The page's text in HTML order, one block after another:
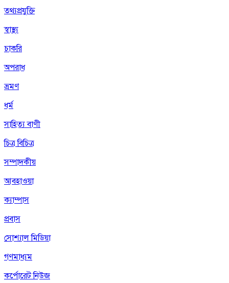
তথ্যপ্রযুক্তি
স্বাস্থ্য
চাকরি
অপরাধ
ভ্রমণ
ধর্ম
সাহিত্য বাণী
চিত্র বিচিত্র
সম্পাদকীয়
আবহাওয়া
ক্যাম্পাস
প্রবাস
সোশ্যাল মিডিয়া
গণমাধ্যম
কর্পোরেট নিউজ